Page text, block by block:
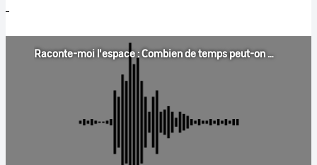
Raconte-moi l'espace : Combien de temps peut-on vivre dans une fusée ?